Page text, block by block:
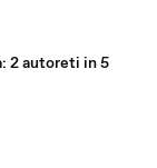
2 autoreti in 5